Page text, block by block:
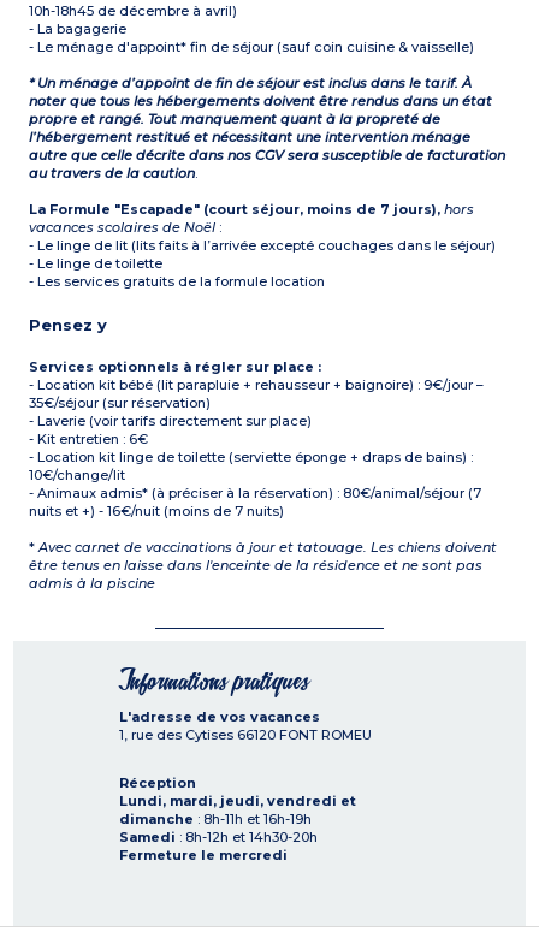
10h-18h45 de décembre à avril)
- La bagagerie
- Le ménage d'appoint* fin de séjour (sauf coin cuisine & vaisselle)
* Un ménage d’appoint de fin de séjour est inclus dans le tarif. À
noter que tous les hébergements doivent être rendus dans un état
propre et rangé. Tout manquement quant à la propreté de
l’hébergement restitué et nécessitant une intervention ménage
autre que celle décrite dans nos CGV sera susceptible de facturation
au travers de la caution.
La Formule "Escapade" (court séjour, moins de 7 jours),hors
vacances scolaires de Noël :
- Le linge de lit (lits faits à l’arrivée excepté couchages dans le séjour)
- Le linge de toilette
- Les services gratuits de la formule location
Pensez y
Services optionnels à régler sur place :
- Location kit bébé (lit parapluie + rehausseur + baignoire) : 9€/jour –
35€/séjour (sur réservation)
- Laverie (voir tarifs directement sur place)
- Kit entretien : 6€
- Location kit linge de toilette (serviette éponge + draps de bains) :
10€/change/lit
- Animaux admis* (à préciser à la réservation) : 80€/animal/séjour (7
nuits et +) - 16€/nuit (moins de 7 nuits)
*Avec carnet de vaccinations à jour et tatouage. Les chiens doivent
être tenus en laisse dans l'enceinte de la résidence et ne sont pas
admis à la piscine
Informations pratiques
L'adresse de vos vacances
1, rue des Cytises 66120 FONT ROMEU
Réception
Lundi, mardi, jeudi, vendredi et
dimanche : 8h-11h et 16h-19h
Samedi : 8h-12h et 14h30-20h
Fermeture le mercredi